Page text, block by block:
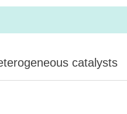
catalysts